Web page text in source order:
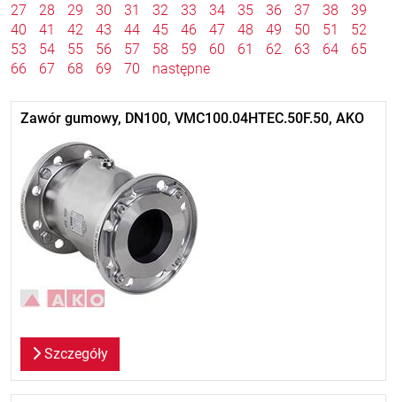
27
28 29 30 31 32 33 34 35 36 37 38
39
40
41 42 43 44 45 46 47 48 49 50 51
52
53
54 55 56 57 58 59 60 61 62 63 64
65
66
67 68 69 70 następne
Zawór gumowy, DN100, VMC100.04HTEC.50F.50, AKO
Szczegóły